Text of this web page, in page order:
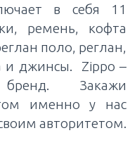
в себя 11
ремень, кофта
поло, реглан,
и джинсы. Zippo –
Закажи
именно у нас
авторитетом.